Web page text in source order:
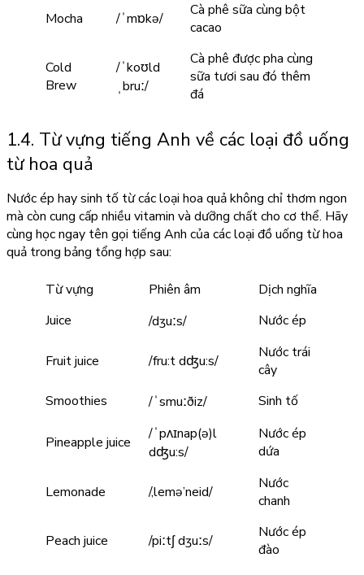
Mocha /ˈmɒkə/
Cà phê sữa cùng bột
cacao
Cold
Brew
/ˈkoʊld
ˌbruː/
Cà phê được pha cùng
sữa tươi sau đó thêm
đá
1.4. Từ vựng tiếng Anh về các loại đồ uống
từ hoa quả
Nước ép hay sinh tố từ các loại hoa quả không chỉ thơm ngon
mà còn cung cấp nhiều vitamin và dưỡng chất cho cơ thể. Hãy
cùng học ngay tên gọi tiếng Anh của các loại đồ uống từ hoa
quả trong bảng tổng hợp sau:
Từ vựng Phiên âm
Dịch nghĩa
Juice
/dʒuːs/ Nước ép
Fruit juice /fru:t dʤu:s/
Nước trái
cây
Smoothies
/ˈsmuːðiz/ Sinh tố
Pineapple juice
/ˈpʌɪnap(ə)l
dʤu:s/
Nước ép
dứa
Lemonade /,lemə’neid/
Nước
chanh
Peach juice /piːtʃ dʒuːs/
Nước ép
đào